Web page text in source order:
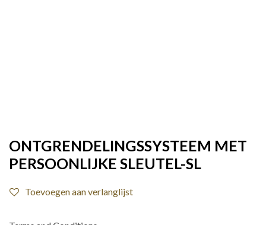
ONTGRENDELINGSSYSTEEM MET
PERSOONLIJKE SLEUTEL-SL
Toevoegen aan verlanglijst